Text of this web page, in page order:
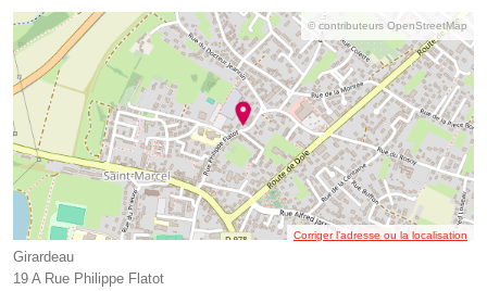
© contributeurs OpenStreetMap
Corriger l’adresse ou la localisation
Girardeau
19 A Rue Philippe Flatot